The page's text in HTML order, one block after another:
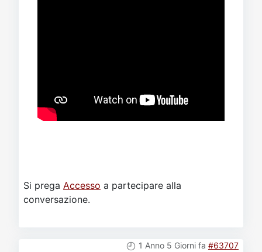
Si prega Accesso a partecipare alla
conversazione.
1 Anno 5 Giorni fa #63707